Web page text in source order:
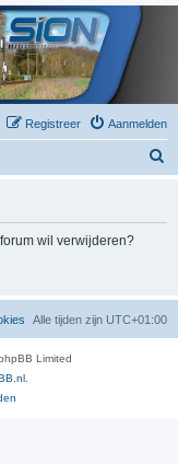
Aanmelden
Registreer
wil verwijderen?
Alle tijden zijn UTC+01:00
Limited